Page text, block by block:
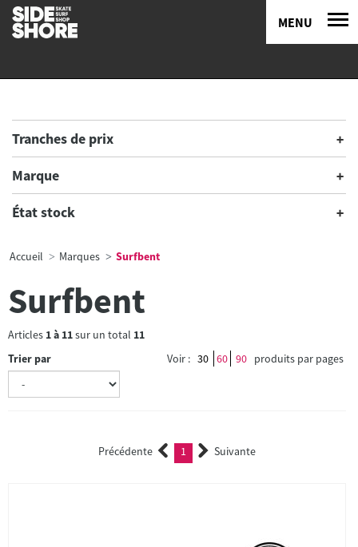
MENU
Tranches de prix
Marque
État stock
Accueil Marques Surfbent
Surfbent
Articles 1à 11sur un total 11
Trier par
Voir : 30 60 90 produits par pages
Précédente 1 (current)Suivante